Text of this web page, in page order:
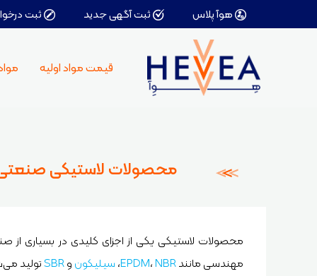
هوآ پلاس ثبت آگهی جدید ثبت
قیمت مواد اولیه
محصولات لاستیکی
محصولات لاستیکی یکی از اجزای کلیدی در بسیاری از
مهندسی مانند
EPDM،NBR ،سیلیکونوSBRتولید